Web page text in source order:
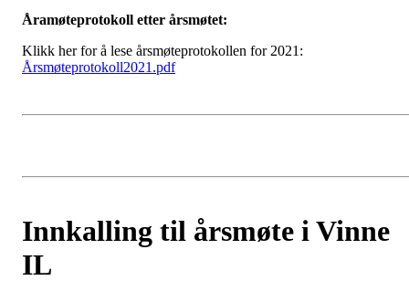
Åramøteprotokoll etter årsmøtet:
Klikk her for å lese årsmøteprotokollen for 2021:
Årsmøteprotokoll2021.pdf
Innkalling til årsmøte i Vinne
IL